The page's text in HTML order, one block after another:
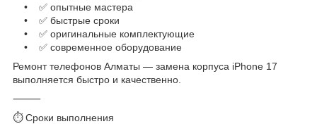
• ✅ опытные мастера
• ✅ быстрые сроки
• ✅ оригинальные комплектующие
• ✅ современное оборудование
Ремонт телефонов Алматы — замена корпуса iPhone 17
выполняется быстро и качественно.
⸻
⏱️ Сроки выполнения